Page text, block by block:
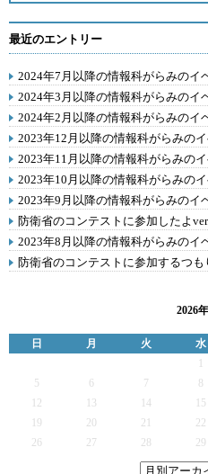
最近のエントリー
2024年7月以降の情報科がらみのイ
2024年3月以降の情報科がらみのイ
2024年2月以降の情報科がらみのイ
2023年12月以降の情報科がらみの
2023年11月以降の情報科がらみの
2023年10月以降の情報科がらみの
2023年9月以降の情報科がらみのイ
防衛省のコンテストに参加したよ
2023年8月以降の情報科がらみのイ
防衛省のコンテストに参加するつも
2026
日 月 火 水
5
6 7
12
13 14 15
19
20 21 22
26
27 28 29